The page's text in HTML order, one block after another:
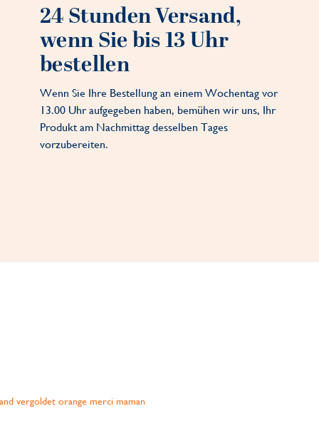
24 Stunden Versand,
wenn Sie bis 13 Uhr
bestellen
Wenn Sie Ihre Bestellung an einem Wochentag vor
13.00 Uhr aufgegeben haben, bemühen wir uns, Ihr
Produkt am Nachmittag desselben Tages
vorzubereiten.